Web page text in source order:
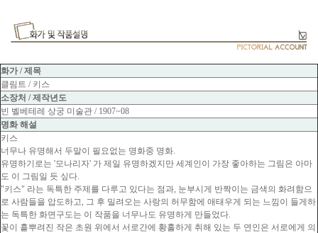
화가 / 제목
클림트 / 키스
소장처 / 제작년도
빈 벨베테레 상궁 미술관 / 1907~08
명화 해설
키스
너무나 유명해서 두말이 필요없는 명화중 명화.
유명하기로는 '모나리자' 가 제일 유명하겠지만 세계인이 가장 좋아하는 그림은 아마
도 이 그림일 듯 싶다.
"키스" 라는 독특한 주제를 다루고 있다는 점과, 눈부시게 반짝이는 금색의 화려함으
로 사람들을 압도하고, 그 후 밀려오는 사랑의 허무함에 애태우게 되는 느낌이 들게하
는 독특한 화면구도는 이 작품을 너무나도 유명하게 만들었다.
꽃이 흩뿌려진 작은 초원 위에서 서로간에 황홀하게 취해 있는 두 연인은 서로에게 의